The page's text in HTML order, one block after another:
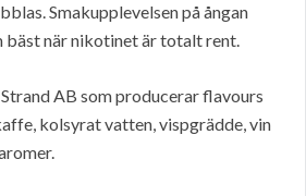
Smakupplevelsen på ångan
bäst när nikotinet är totalt rent.
AB som producerar flavours
kolsyrat vatten, vispgrädde, vin